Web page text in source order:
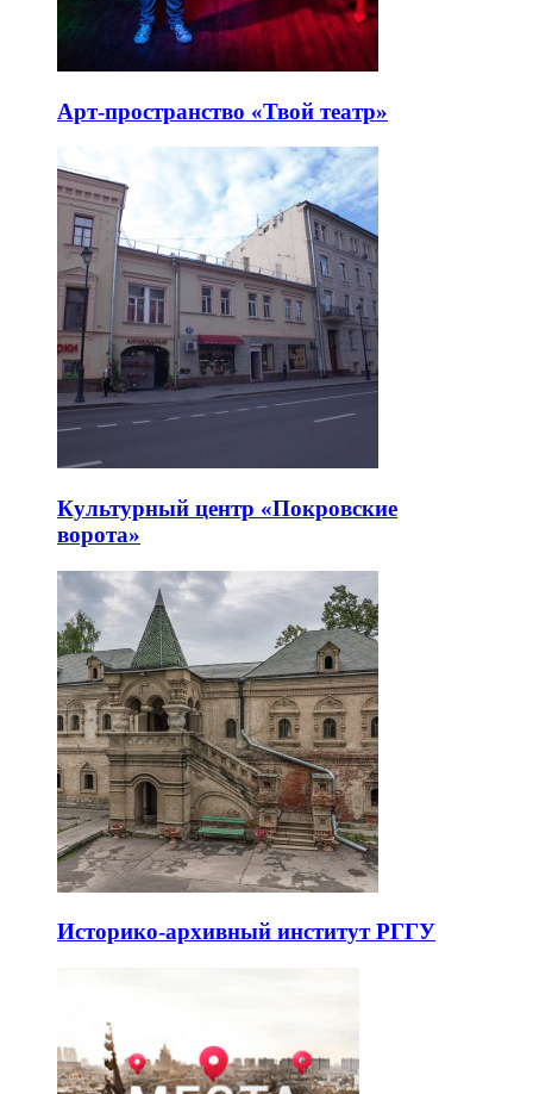
Арт-пространство «Твой театр»
Культурный центр «Покровские
ворота»
Историко-архивный институт РГГУ